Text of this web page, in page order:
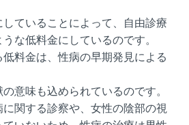
ていることによって、自由診療
な低料金にしているのです。
料金は、性病の早期発見による
意味も込められているのです。
関する診察や、女性の陰部の視